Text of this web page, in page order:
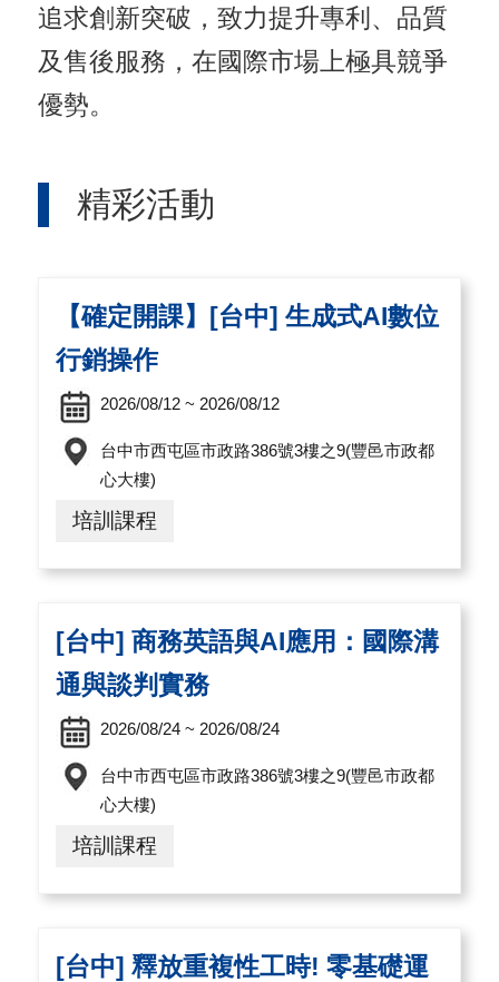
追求創新突破，致力提升專利、品質
及售後服務，在國際市場上極具競爭
優勢。
精彩活動
【確定開課】[台中] 生成式AI數位
行銷操作
2026/08/12 ~ 2026/08/12
台中市西屯區市政路386號3樓之9(豐邑市政都
心大樓)
培訓課程
[台中] 商務英語與AI應用：國際溝
通與談判實務
2026/08/24 ~ 2026/08/24
台中市西屯區市政路386號3樓之9(豐邑市政都
心大樓)
培訓課程
[台中] 釋放重複性工時! 零基礎運